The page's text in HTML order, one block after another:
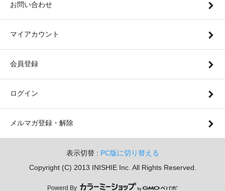
お問い合わせ
マイアカウント
会員登録
ログイン
メルマガ登録・解除
表示切替 : PC版に切り替える
Copyright (C) 2013 INISHIE Inc. All Rights Reserved.
Powerd By